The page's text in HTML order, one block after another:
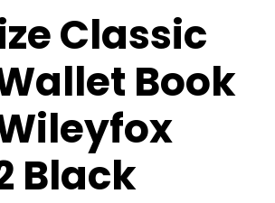
Classic
Book
Black